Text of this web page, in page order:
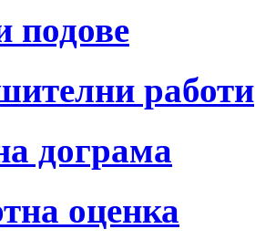
подове
работи
дограма
оценка